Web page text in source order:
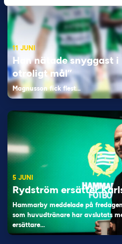
11 JUNI
Han nätade snyggast i
otroligt mål”
Magnusson fick flest…
5 JUNI
Rydström ersätter
Hammarby meddelade på
som huvudtränare har avslutats
ersättare…